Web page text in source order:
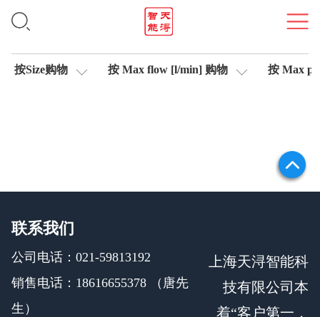
插头式放大器
按Size购物 按 Max flow [l/min] 购物 按 Max
联系我们
公司电话：021-59813192
销售电话：18616655378 （唐先
生）
上海天浔智能科
技有限公司本
着“客户第一，